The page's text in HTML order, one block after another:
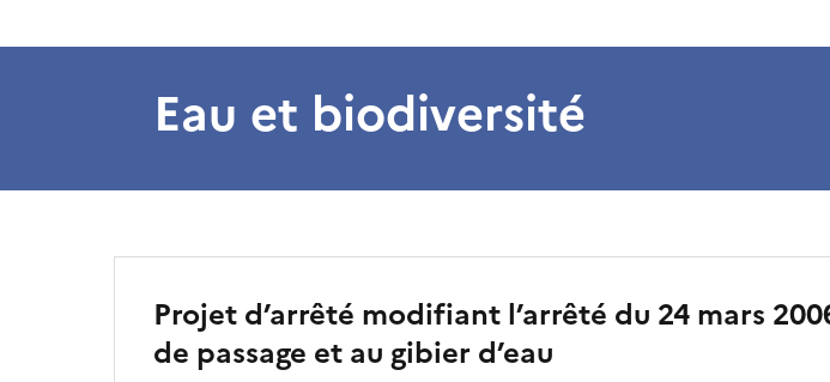
Eau et biodiversité
Projet d’arrêté modifiant l’arrêté du 24 mars
de passage et au gibier d’eau